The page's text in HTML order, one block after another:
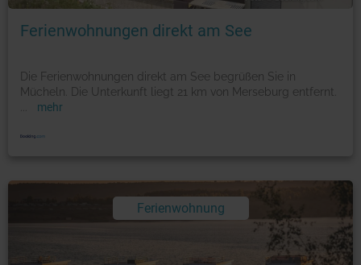
Ferienwohnungen direkt am See
Die Ferienwohnungen direkt am See begrüßen Sie in
Mücheln. Die Unterkunft liegt 21 km von Merseburg entfernt.
mehr
Ferienwohnung